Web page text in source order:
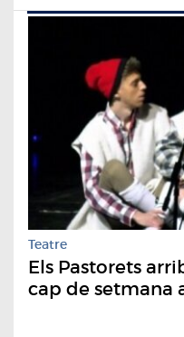
Teatre
Els Pastorets
cap de setmana